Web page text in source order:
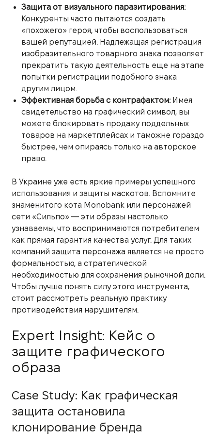
Защита от визуального паразитирования:
Конкуренты часто пытаются создать
«похожего» героя, чтобы воспользоваться
вашей репутацией. Надлежащая регистрация
изобразительного товарного знака позволяет
прекратить такую деятельность еще на этапе
попытки регистрации подобного знака
другим лицом.
Эффективная борьба с контрафактом:Имея
свидетельство на графический символ, вы
можете блокировать продажу поддельных
товаров на маркетплейсах и таможне гораздо
быстрее, чем опираясь только на авторское
право.
В Украине уже есть яркие примеры успешного
использования и защиты маскотов. Вспомните
знаменитого кота Monobank или персонажей
сети «Сильпо» — эти образы настолько
узнаваемы, что воспринимаются потребителем
как прямая гарантия качества услуг. Для таких
компаний защита персонажа является не просто
формальностью, а стратегической
необходимостью для сохранения рыночной доли.
Чтобы лучше понять силу этого инструмента,
стоит рассмотреть реальную практику
противодействия нарушителям.
Expert Insight: Кейс о
защите графического
образа
Case Study: Как графическая
защита остановила
клонирование бренда